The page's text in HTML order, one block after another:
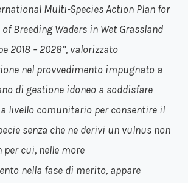
Multi-Species Action Plan for
Breeding Waders in Wet Grassland
2018 – 2028”, valorizzato
nel provvedimento impugnato a
di gestione idoneo a soddisfare
livello comunitario per consentire il
senza che ne derivi un vulnus non
cui, nelle more
nella fase di merito, appare